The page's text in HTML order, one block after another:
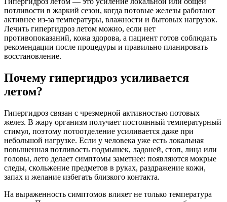
потливости в жаркий сезон, когда потовые железы работают
активнее из-за температуры, влажности и бытовых нагрузок.
Лечить гипергидроз летом можно, если нет
противопоказаний, кожа здорова, а пациент готов соблюдать
рекомендации после процедуры и правильно планировать
восстановление.
Почему гипергидроз усиливается
летом?
Гипергидроз связан с чрезмерной активностью потовых
желез. В жару организм получает постоянный температурный
стимул, поэтому потоотделение усиливается даже при
небольшой нагрузке. Если у человека уже есть локальная
повышенная потливость подмышек, ладоней, стоп, лица или
головы, лето делает симптомы заметнее: появляются мокрые
следы, скольжение предметов в руках, раздражение кожи,
запах и желание избегать близкого контакта.
На выраженность симптомов влияет не только температура